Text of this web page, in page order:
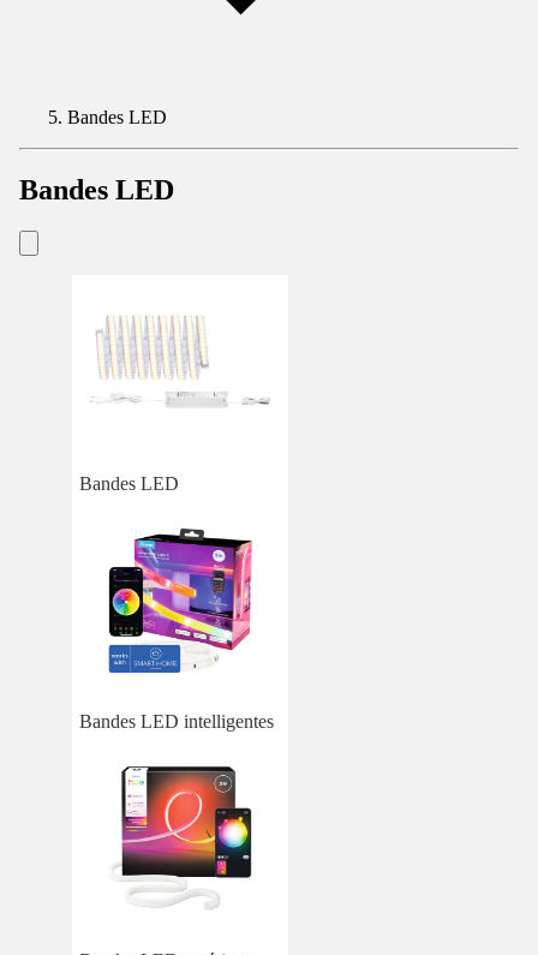
Bandes LED
Bandes LED
Bandes LED
Bandes LED intelligentes